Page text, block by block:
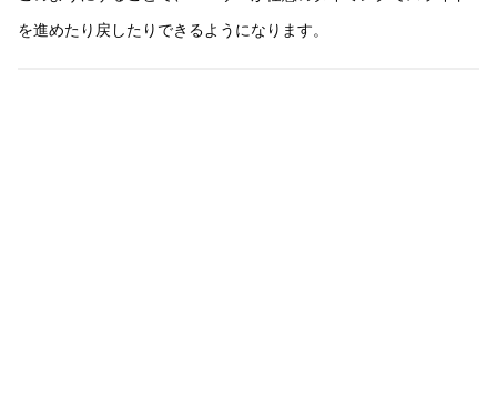
を進めたり戻したりできるようになります。